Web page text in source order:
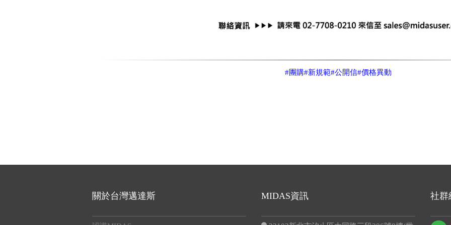
#團購#新規範#公開信#價格異動
關於台灣邁達斯 MIDAS資訊 社群